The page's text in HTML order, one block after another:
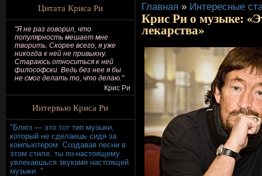
Цитата Криса Ри
"Я не раз говорил, что
популярность мешает мне
творить. Скорее всего, я уже
никогда к ней не привыкну.
Стараюсь относиться к ней
философски. Ведь без нее я бы
не смог делать то, что делаю."
Крис Ри
Интервью Криса Ри
"Блюз — это тот тип музыки,
который не сделаешь сидя за
компьютером. Создавая песни в
этом стиле, ты по-настоящему
увлекаешься звуками настоящей
музыки. "
Главная » Интересные
Крис Ри о музыке:
лекарства»